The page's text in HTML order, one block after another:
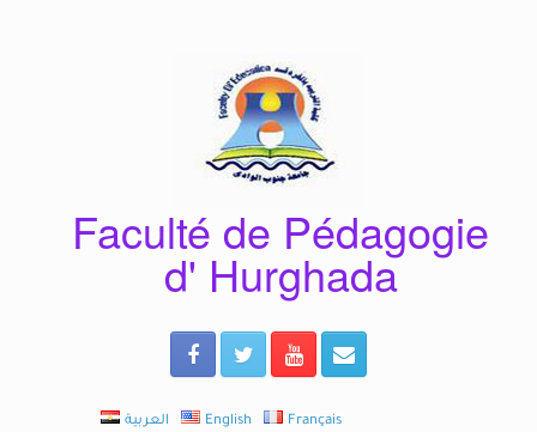
Faculté de Pédagogie
d' Hurghada
العربية English Français